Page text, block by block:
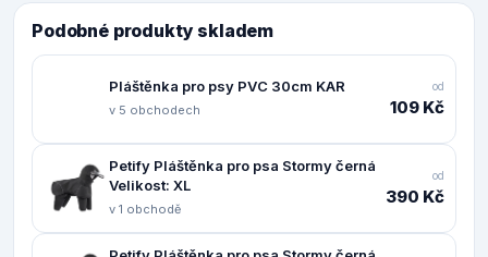
Podobné produkty skladem
Pláštěnka pro psy PVC 30cm KAR
v 5 obchodech
od
109 Kč
Petify Pláštěnka pro psa Stormy černá
Velikost: XL
v 1 obchodě
od
390 Kč